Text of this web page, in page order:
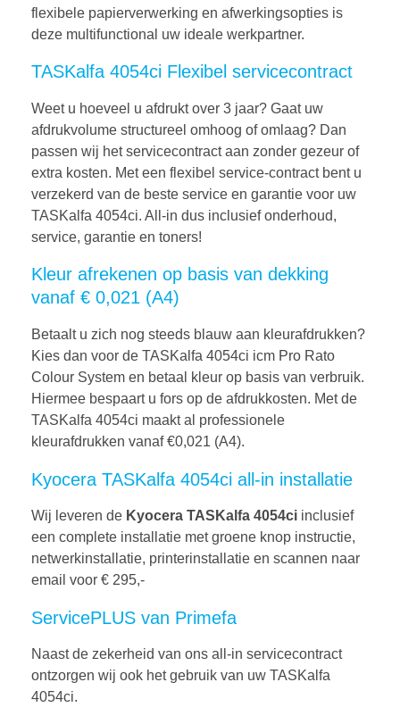
flexibele papierverwerking en afwerkingsopties is
deze multifunctional uw ideale werkpartner.
TASKalfa 4054ci Flexibel servicecontract
Weet u hoeveel u afdrukt over 3 jaar? Gaat uw
afdrukvolume structureel omhoog of omlaag? Dan
passen wij het servicecontract aan zonder gezeur of
extra kosten. Met een flexibel service-contract bent u
verzekerd van de beste service en garantie voor uw
TASKalfa 4054ci. All-in dus inclusief onderhoud,
service, garantie en toners!
Kleur afrekenen op basis van dekking
vanaf € 0,021 (A4)
Betaalt u zich nog steeds blauw aan kleurafdrukken?
Kies dan voor de TASKalfa 4054ci icm Pro Rato
Colour System en betaal kleur op basis van verbruik.
Hiermee bespaart u fors op de afdrukkosten. Met de
TASKalfa 4054ci maakt al professionele
kleurafdrukken vanaf €0,021 (A4).
Kyocera TASKalfa 4054ci all-in installatie
Wij leveren de Kyocera TASKalfa 4054ci inclusief
een complete installatie met groene knop instructie,
netwerkinstallatie, printerinstallatie en scannen naar
email voor € 295,-
ServicePLUS van Primefa
Naast de zekerheid van ons all-in servicecontract
ontzorgen wij ook het gebruik van uw TASKalfa
4054ci.